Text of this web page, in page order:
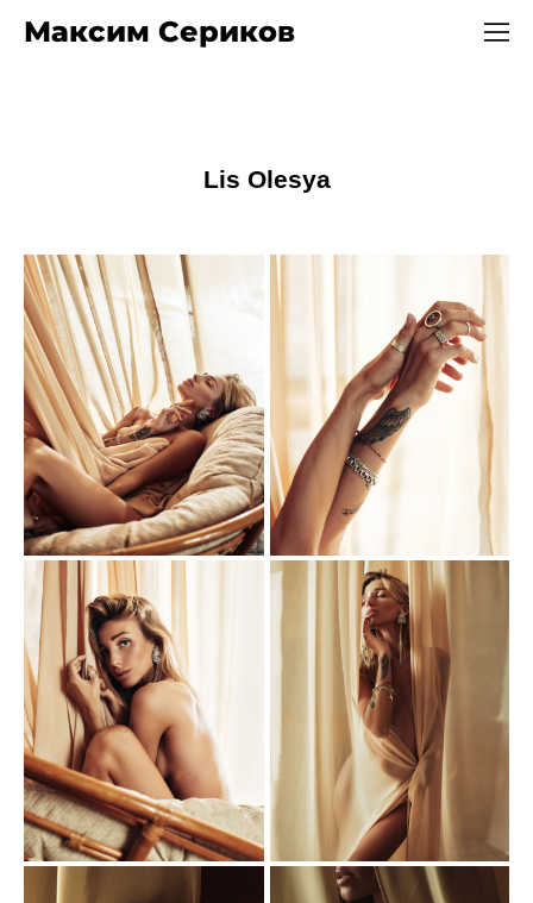
Максим Сериков
Lis Olesya